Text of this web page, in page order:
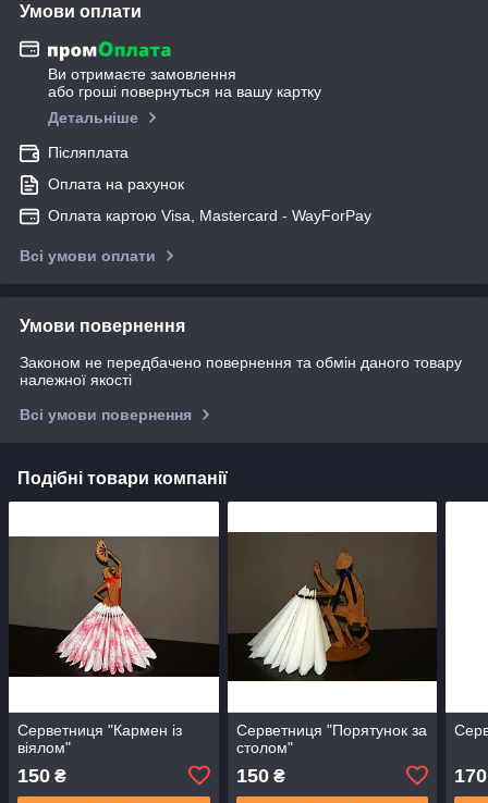
Умови оплати
Ви отримаєте замовлення
або гроші повернуться на вашу картку
Детальніше
Післяплата
Оплата на рахунок
Оплата картою Visa, Mastercard - WayForPay
Всі умови оплати
Умови повернення
Законом не передбачено повернення та обмін даного товару
належної якості
Всі умови повернення
Подібні товари компанії
Серветниця "Кармен із
віялом"
150 ₴
Серветниця "Порятунок за
столом"
150₴ 170